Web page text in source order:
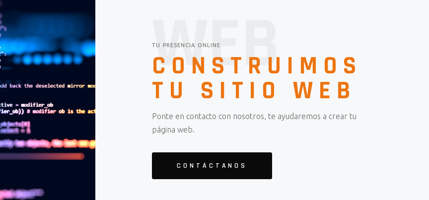
WEB
TU PRESENCIA ONLINE
CONSTRUIMOS
TU SITIO WEB
Ponte en contacto con nosotros, te ayudaremos a crear tu
página web.
CONTÁCTANOS